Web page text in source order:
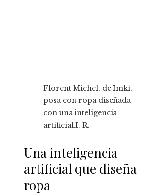
Florent Michel, de Imki,
posa con ropa diseñada
con una inteligencia
artificial.I. R.
Una inteligencia
artificial que diseña
ropa